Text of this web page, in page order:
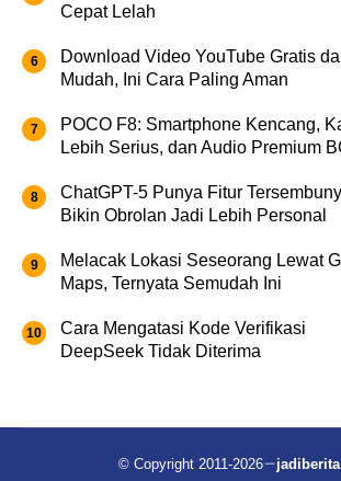
Cepat Lelah
Download Video YouTube Gratis
Mudah, Ini Cara Paling Aman
POCO F8: Smartphone Kencang,
Lebih Serius, dan Audio Premium
ChatGPT-5 Punya Fitur
Bikin Obrolan Jadi Lebih Personal
Melacak Lokasi Seseorang Lewat
Maps, Ternyata Semudah Ini
Cara Mengatasi Kode Verifikasi
DeepSeek Tidak Diterima
© Copyright 2011-2026